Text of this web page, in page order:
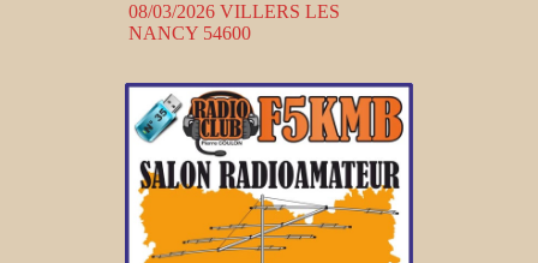
08/03/2026 VILLERS LES
NANCY 54600